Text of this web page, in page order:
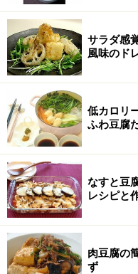
サラダ感
風味のド
低カロリ
ふわ豆腐
なすと豆
レシピと
肉豆腐の
ず